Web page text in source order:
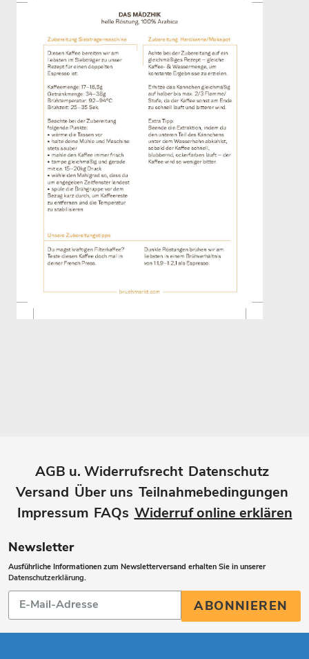
AGB u. Widerrufsrecht Datenschutz
Versand Über uns Teilnahmebedingungen
Impressum FAQs Widerruf online erklären
Newsletter
Ausführliche Informationen zum Newsletterversand erhalten Sie in unserer
Datenschutzerklärung.
Abonnieren
Sie
unsere
ABONNIEREN